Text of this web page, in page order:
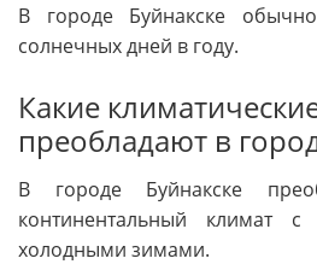
В городе Буйнакске
солнечных дней в году.
Какие
преобладают в
В городе Буйнакске
континентальный климат
холодными зимами.